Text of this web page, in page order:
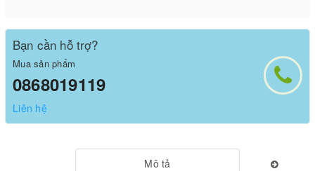
Bạn cần hỗ trợ?
Mua sản phẩm
0868019119
Liên hệ
Mô tả